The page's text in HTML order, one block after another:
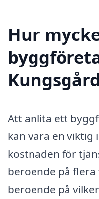
Hur
Att anlita ett
kan vara en viktig
kostnaden för
beroende på
beroende på